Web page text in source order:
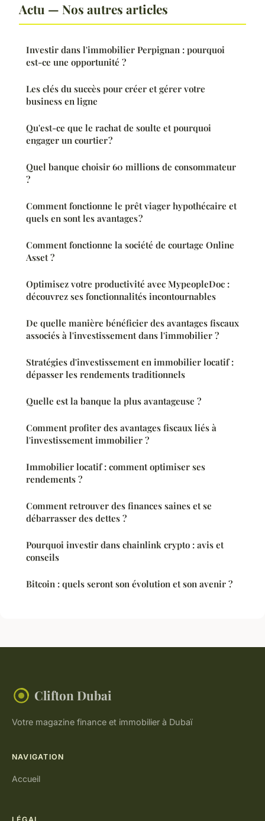
Actu — Nos autres articles
Investir dans l'immobilier Perpignan : pourquoi
est-ce une opportunité ?
Les clés du succès pour créer et gérer votre
business en ligne
Qu'est-ce que le rachat de soulte et pourquoi
engager un courtier ?
Quel banque choisir 60 millions de consommateur
?
Comment fonctionne le prêt viager hypothécaire et
quels en sont les avantages ?
Comment fonctionne la société de courtage Online
Asset ?
Optimisez votre productivité avec MypeopleDoc :
découvrez ses fonctionnalités incontournables
De quelle manière bénéficier des avantages fiscaux
associés à l'investissement dans l'immobilier ?
Stratégies d'investissement en immobilier locatif :
dépasser les rendements traditionnels
Quelle est la banque la plus avantageuse ?
Comment profiter des avantages fiscaux liés à
l'investissement immobilier ?
Immobilier locatif : comment optimiser ses
rendements ?
Comment retrouver des finances saines et se
débarrasser des dettes ?
Pourquoi investir dans chainlink crypto : avis et
conseils
Bitcoin : quels seront son évolution et son avenir ?
Clifton Dubai
Votre magazine finance et immobilier à Dubaï
NAVIGATION
Accueil